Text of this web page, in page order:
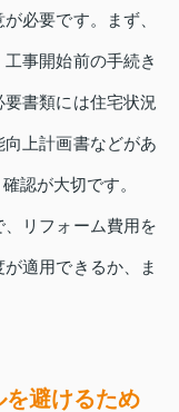
必要です。まず、
事開始前の手続き
書類には住宅状況
上計画書などがあ
認が大切です。
リフォーム費用を
適用できるか、ま
を避けるため